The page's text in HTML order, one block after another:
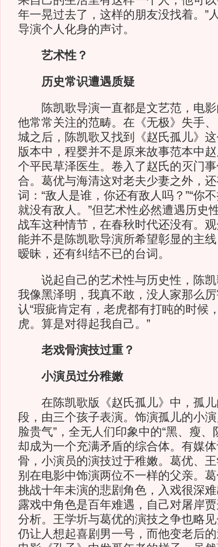
年一晃过去了，这样的朋友没找着。”
导演个人化身的声讨。
艺术性？
历史常识遭遇质疑
陈凯歌导演一直都是文艺范，电影
他常常关注的范畴。在《无极》失手
城之后，陈凯歌又找到《赵氏孤儿》
版本中，程婴并不是原来故事范本中
个平民草泽医生。卷入了赵氏的灭门
合。葛优与海清这对老夫少妻之外，
词：“敌人是谁，你还有敌人吗？”“你
就没有敌人。”但艺术性必然遭遇历史
战车这种情节，在春秋时代还没有。
能并不是陈凯歌导演所希望彰显的主
暧昧，还有纠结不已的台词。
说起自己的艺术性与历史性，陈凯
我像黑泽明，我真不敢，没人家那么
认“瑕疵肯定有，老虎都有打盹的时候
虎。算是对得起我自己。”
老戏骨演技过重？
小演员过分稚嫩
在陈凯歌版《赵氏孤儿》中，孤儿
段，由三个孩子表演。饰演孤儿的小
脸贵气”，全无人们印象中的“黑、瘦、
却成为一个充满矛盾的综合体。有媒
骨，小演员的演技过于稚嫩。葛优、
别在电影中饰演两位不一样的父亲。
挑战十年未演的悲剧角色，入戏很深
露戏中角色是百年难遇，自己对屠岸
分析。王学圻与葛优的演技之争也略
仍让人想起喜剧男一号，而他变老后